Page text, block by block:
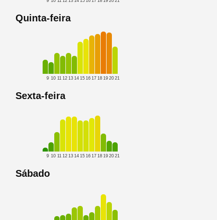
Quinta-feira
9 10 11 12 13 14 15 16 17 18 19 20 21
Sexta-feira
9 10 11 12 13 14 15 16 17 18 19 20 21
Sábado